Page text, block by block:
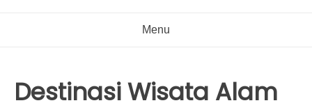
Menu
Destinasi Wisata Alam